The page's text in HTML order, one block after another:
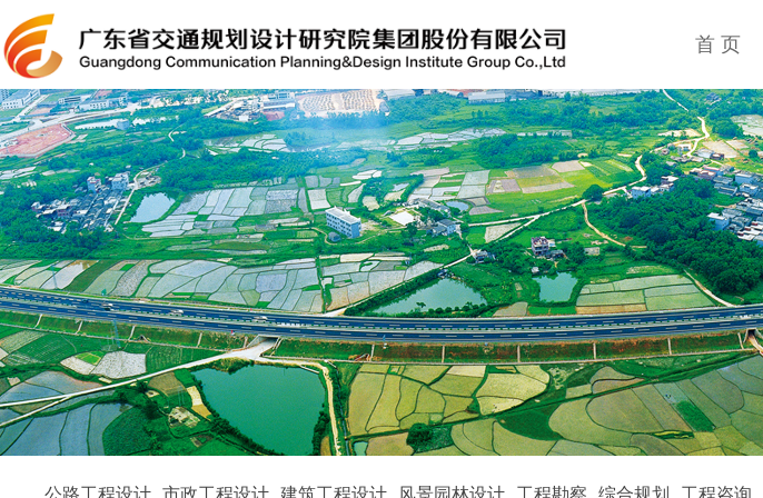
首 页
公路工程设计 市政工程设计 建筑工程设计 风景园林设计 工程勘察 综合规划 工程咨询